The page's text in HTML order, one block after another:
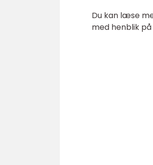
Du kan læse
med henblik